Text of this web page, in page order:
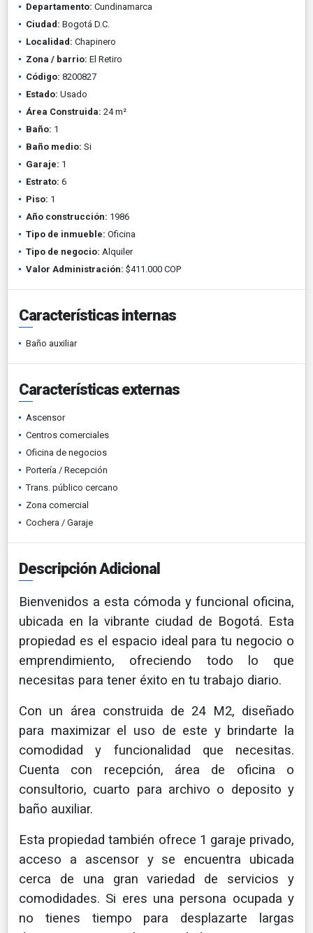
Departamento: Cundinamarca
Ciudad: Bogotá D.C.
Localidad: Chapinero
Zona / barrio: El Retiro
Código: 8200827
Estado: Usado
Área Construida: 24 m²
Baño: 1
Baño medio: Si
Garaje: 1
Estrato: 6
Piso: 1
Año construcción: 1986
Tipo de inmueble: Oficina
Tipo de negocio: Alquiler
Valor Administración: $411.000 COP
Características internas
Baño auxiliar
Características externas
Ascensor
Centros comerciales
Oficina de negocios
Portería / Recepción
Trans. público cercano
Zona comercial
Cochera / Garaje
Descripción Adicional
Bienvenidos a esta cómoda y funcional oficina,
ubicada en la vibrante ciudad de Bogotá. Esta
propiedad es el espacio ideal para tu negocio o
emprendimiento, ofreciendo todo lo que
necesitas para tener éxito en tu trabajo diario.
Con un área construida de 24 M2, diseñado
para maximizar el uso de este y brindarte la
comodidad y funcionalidad que necesitas.
Cuenta con recepción, área de oficina o
consultorio, cuarto para archivo o deposito y
baño auxiliar.
Esta propiedad también ofrece 1 garaje privado,
acceso a ascensor y se encuentra ubicada
cerca de una gran variedad de servicios y
comodidades. Si eres una persona ocupada y
no tienes tiempo para desplazarte largas